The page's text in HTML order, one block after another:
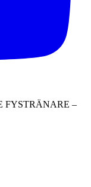
FYSTRÄNARE –